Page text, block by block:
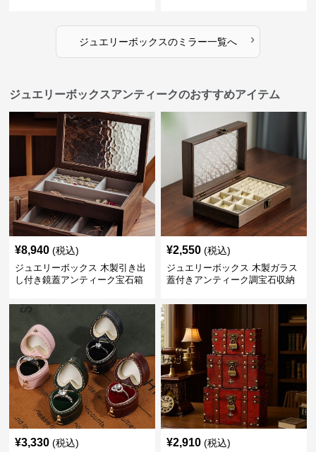
ジュエリーボックスのミラー一覧へ ›
ジュエリーボックスアンティークのおすすめアイテム
¥8,940 (税込)
ジュエリーボックス 木製引き出
し付き鏡蓋アンティーク宝石箱
¥2,550 (税込)
ジュエリーボックス 木製ガラス
蓋付きアンティーク調宝石収納
¥3,330 (税込) ¥2,910 (税込)